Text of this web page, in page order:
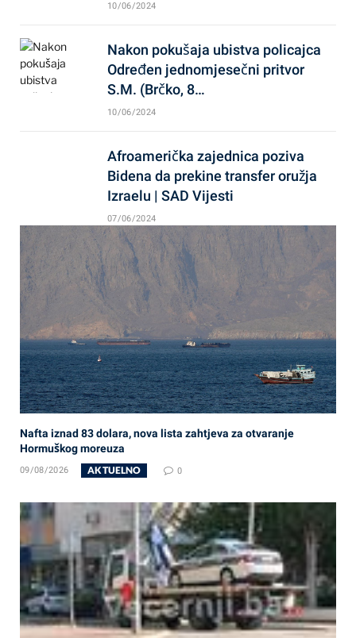
10/06/2024
Nakon pokušaja ubistva policajca
Određen jednomjesečni pritvor
S.M. (Brčko, 8…
10/06/2024
Afroamerička zajednica poziva
Bidena da prekine transfer oružja
Izraelu | SAD Vijesti
07/06/2024
Nafta iznad 83 dolara, nova lista zahtjeva za otvaranje
Hormuškog moreuza
09/08/2026 AKTUELNO 0